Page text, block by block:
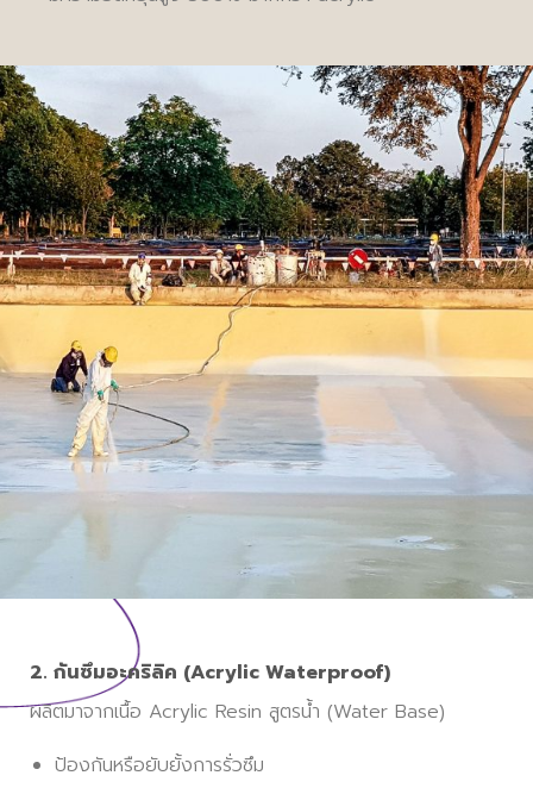
2. กันซึมอะคริลิค (Acrylic Waterproof)
ผลิตมาจากเนื้อ Acrylic Resin สูตรน้ำ (Water Base)
ป้องกันหรือยับยั้งการรั่วซึม